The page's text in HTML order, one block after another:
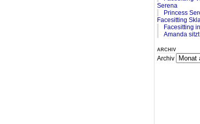
Serena
Princess
Facesitting
Facesitting
Amanda
archiv
Archiv